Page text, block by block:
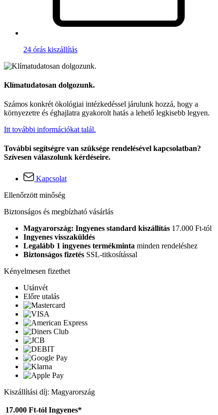
24 órás kiszállítás
Klímatudatosan dolgozunk.
Számos konkrét ökológiai intézkedéssel járulunk hozzá, hogy a
környezetre és éghajlatra gyakorolt hatás a lehető legkisebb legyen.
Itt további információkat talál.
További segítségre van szüksége rendelésével kapcsolatban?
Szívesen válaszolunk kérdéseire.
Kapcsolat
Ellenőrzött minőség
Biztonságos és megbízható vásárlás
Magyarország: Ingyenes standard kiszállítás 17.000 Ft-tól
Ingyenes visszaküldés
Legalább 1 ingyenes termékminta minden rendeléshez
Biztonságos fizetés SSL-titkosítással
Kényelmesen fizethet
Utánvét
Előre utalás
Kiszállítási díj: Magyarország
17.000 Ft-tól Ingyenes*